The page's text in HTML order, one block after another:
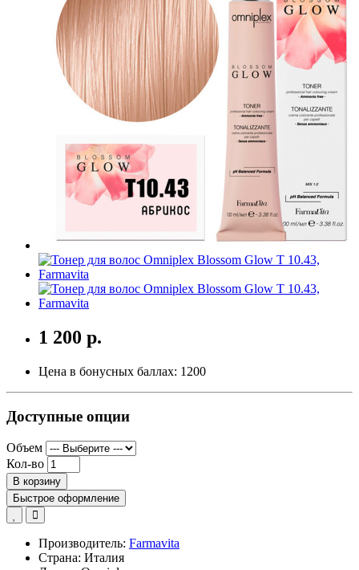
1 200 р.
Цена в бонусных баллах: 1200
Доступные опции
Объем
Кол-во
В корзину
Быстрое оформление
Производитель: Farmavita
Страна: Италия